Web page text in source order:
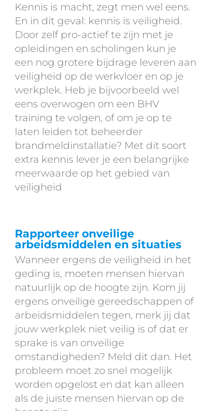
Kennis is macht, zegt men wel eens.
En in dit geval: kennis is veiligheid.
Door zelf pro-actief te zijn met je
opleidingen en scholingen kun je
een nog grotere bijdrage leveren aan
veiligheid op de werkvloer en op je
werkplek. Heb je bijvoorbeeld wel
eens overwogen om een BHV
training te volgen, of om je op te
laten leiden tot beheerder
brandmeldinstallatie? Met dit soort
extra kennis lever je een belangrijke
meerwaarde op het gebied van
veiligheid
Rapporteer onveilige
arbeidsmiddelen en situaties
Wanneer ergens de veiligheid in het
geding is, moeten mensen hiervan
natuurlijk op de hoogte zijn. Kom jij
ergens onveilige gereedschappen of
arbeidsmiddelen tegen, merk jij dat
jouw werkplek niet veilig is of dat er
sprake is van onveilige
omstandigheden? Meld dit dan. Het
probleem moet zo snel mogelijk
worden opgelost en dat kan alleen
als de juiste mensen hiervan op de